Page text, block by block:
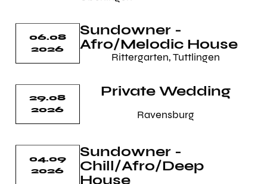
06.08
2026
Sundowner -
Afro/Melodic House
Rittergarten, Tuttlingen
29.08
2026
Private Wedding
Ravensburg
04.09
2026
Sundowner -
Chill/Afro/Deep
House